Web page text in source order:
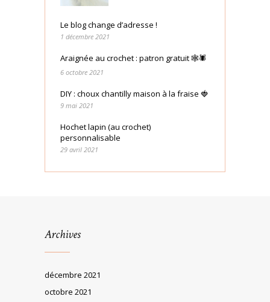
Le blog change d’adresse !
1 décembre 2021
Araignée au crochet : patron gratuit 🕸🕷
6 octobre 2021
DIY : choux chantilly maison à la fraise 🍓
9 mai 2021
Hochet lapin (au crochet)
personnalisable
29 avril 2021
Archives
décembre 2021
octobre 2021